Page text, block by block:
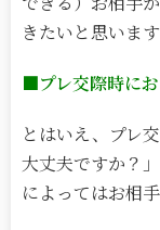
きたいと思いま
■プレ交際時に
とはいえ、プレ
大丈夫ですか？
によってはお相